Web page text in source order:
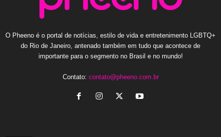
O Pheeno é o portal de notícias, estilo de vida e entretenimento LGBTQ+
do Rio de Janeiro, antenado também em tudo que acontece de
importante para o segmento no Brasil e no mundo!
Contato: contato@pheeno.com.br